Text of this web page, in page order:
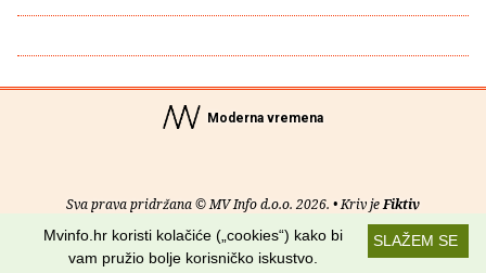
Moderna vremena
Sva prava pridržana © MV Info d.o.o. 2026. • Kriv jeFiktiv
O nama• Pomoć• Uvjeti korištenja•RSS kanaliSLAŽEM SE
Mvinfo.hr koristi kolačiće („cookies“) kako bi
vam pružio bolje korisničko iskustvo.